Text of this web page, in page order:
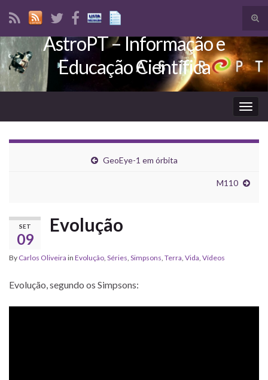
Search for:
AstroPT – Informação e
Educação Científica
GeoEye-1 em órbita
M110
SET
09
Evolução
By Carlos Oliveira in Evolução, Séries, Simpsons, Terra, Vida, Vídeos
Evolução, segundo os Simpsons: